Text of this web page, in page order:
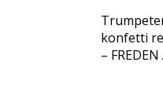
konfetti
–